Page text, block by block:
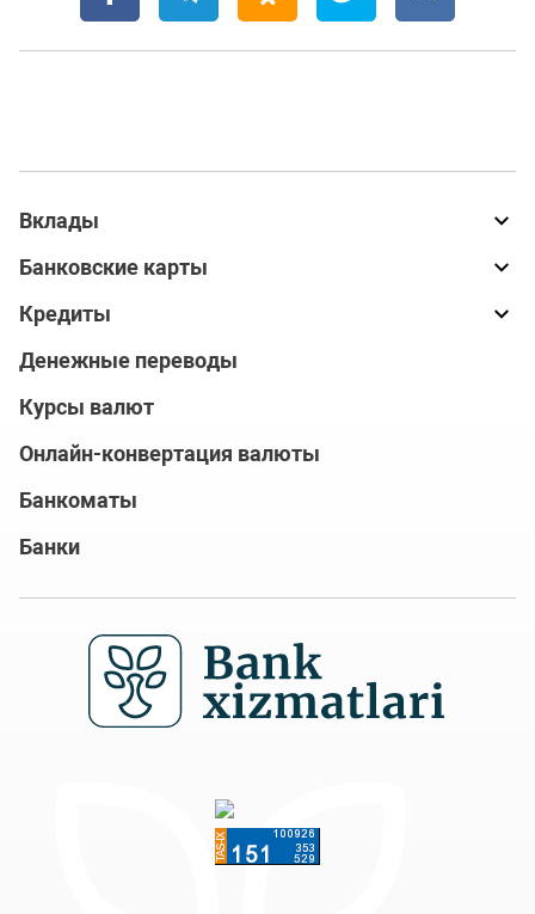
Вклады
Банковские карты
Кредиты
Денежные переводы
Курсы валют
Онлайн-конвертация валюты
Банкоматы
Банки